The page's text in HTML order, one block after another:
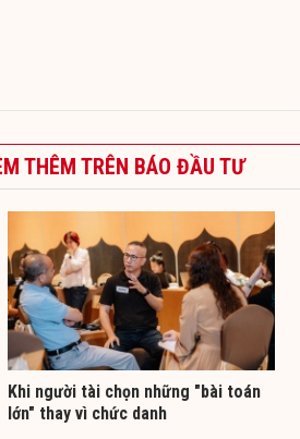
THÊM TRÊN BÁO ĐẦU TƯ
Khi người tài chọn những "bài toán
lớn" thay vì chức danh